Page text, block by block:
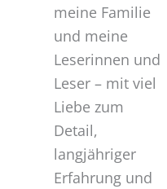
meine Familie
und meine
Leserinnen und
Leser – mit viel
Liebe zum
Detail,
langjähriger
Erfahrung und